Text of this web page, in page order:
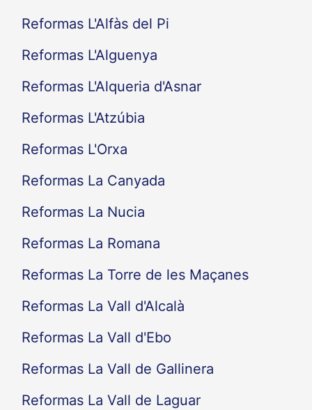
Reformas L'Alfàs del Pi
Reformas L'Alguenya
Reformas L'Alqueria d'Asnar
Reformas L'Atzúbia
Reformas L'Orxa
Reformas La Canyada
Reformas La Nucia
Reformas La Romana
Reformas La Torre de les Maçanes
Reformas La Vall d'Alcalà
Reformas La Vall d'Ebo
Reformas La Vall de Gallinera
Reformas La Vall de Laguar